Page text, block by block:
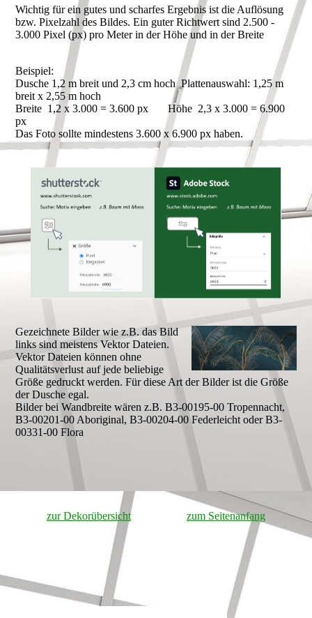
Wichtig für ein gutes und scharfes Ergebnis ist die Auflösung
bzw. Pixelzahl des Bildes. Ein guter Richtwert sind 2.500 -
3.000 Pixel (px) pro Meter in der Höhe und in der Breite
Beispiel:
Dusche 1,2 m breit und 2,3 cm hoch Plattenauswahl: 1,25 m
breit x 2,55 m hoch
Breite 1,2 x 3.000 = 3.600 px Höhe 2,3 x 3.000 = 6.900
px
Das Foto sollte mindestens 3.600 x 6.900 px haben.
Gezeichnete Bilder wie z.B. das Bild
links sind meistens Vektor Dateien.
Vektor Dateien können ohne
Qualitätsverlust auf jede beliebige
Größe gedruckt werden. Für diese Art der Bilder ist die Größe
der Dusche egal.
Bilder bei Wandbreite wären z.B. B3-00195-00 Tropennacht,
B3-00201-00 Aboriginal, B3-00204-00 Federleicht oder B3-
00331-00 Flora
zur Dekorübersicht zum Seitenanfang